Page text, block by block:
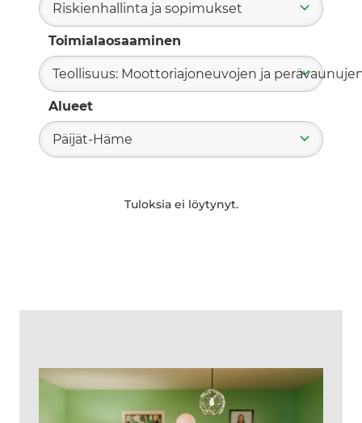
Riskienhallinta ja sopimukset
Toimialaosaaminen
Teollisuus: Moottoriajoneuvojen ja
Alueet
Päijät-Häme
Tuloksia ei löytynyt.